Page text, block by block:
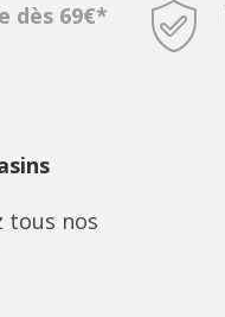
dès 69€*
tous nos